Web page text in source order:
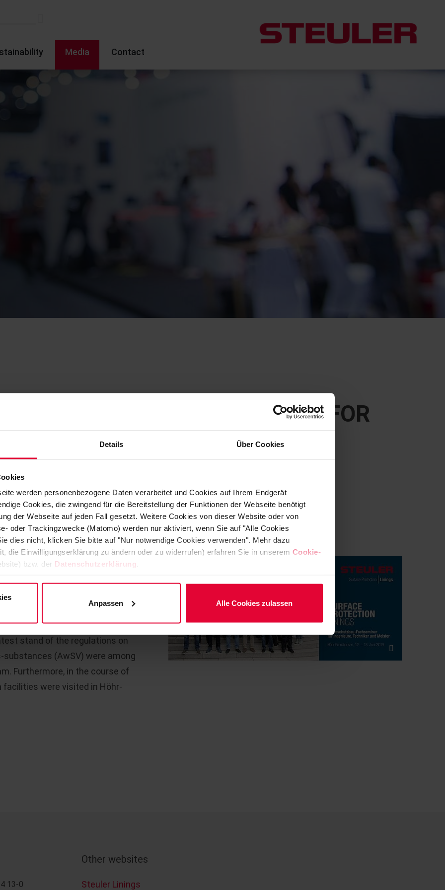
Details Über Cookies
werden personenbezogene Daten verarbeitet und Cookies auf Ihrem Endgerät
Cookies, die zwingend für die Bereitstellung der Funktionen der Webseite benötigt
der Webseite auf jeden Fall gesetzt. Weitere Cookies von dieser Website oder von
oder Trackingzwecke (Matomo) werden nur aktiviert, wenn Sie auf "Alle Cookies
dies nicht, klicken Sie bitte auf "Nur notwendige Cookies verwenden". Mehr dazu
die Einwilligungserklärung zu ändern oder zu widerrufen) erfahren Sie in unserem Cookie-
bzw. der Datenschutzerklärung
Anpassen Alle Cookies zulassen
Media Contact
TECHNICAL-SEMINAR FOR
AND SITE MANAGERS
BASF employees to an acid protection seminar in Höhr-
technicians and site
were invited to inform
new developments and lining
surface protection linings,
for the working conditions act
stand of the regulations on
(AwSV) were among
Furthermore, in the course of
were visited in Höhr-
13-0
Other websites
Steuler Linings